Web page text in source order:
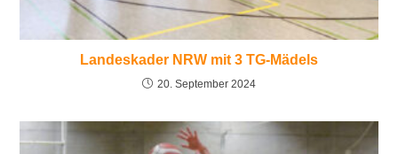
Landeskader NRW mit 3 TG-Mädels
20. September 2024